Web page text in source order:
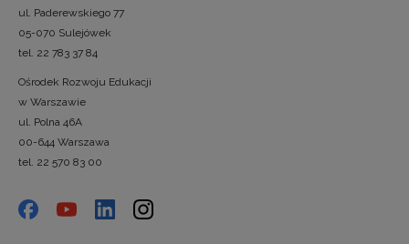
ul. Paderewskiego 77
05-070 Sulejówek
tel. 22 783 37 84
Ośrodek Rozwoju Edukacji
w Warszawie
ul. Polna 46A
00-644 Warszawa
tel. 22 570 83 00